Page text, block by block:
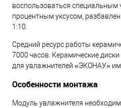
воспользоваться специальным
процентным уксусом,
1:10.
Средний ресурс работы
7000 часов. Керамические
для увлажнителей «ЭКОНАУ»
Особенности монтажа
Модуль увлажнителя